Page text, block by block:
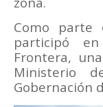
Como parte
participó
Frontera,
Ministerio
Gobernación